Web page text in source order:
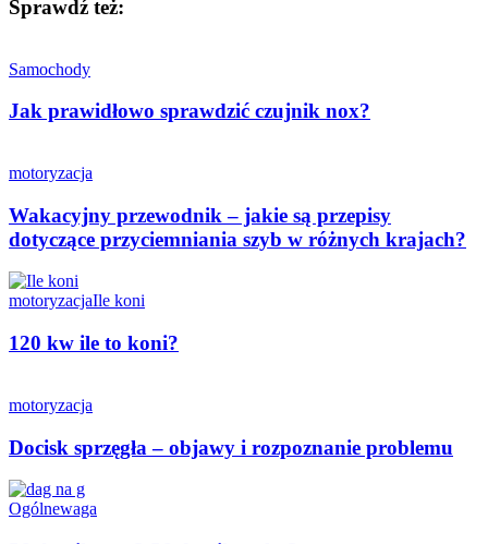
Sprawdź też:
Samochody
Jak prawidłowo sprawdzić czujnik nox?
motoryzacja
Wakacyjny przewodnik – jakie są przepisy
dotyczące przyciemniania szyb w różnych krajach?
motoryzacjaIle koni
120 kw ile to koni?
motoryzacja
Docisk sprzęgła – objawy i rozpoznanie problemu
Ogólnewaga